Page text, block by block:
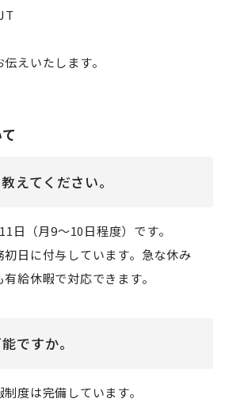
えいたします。
えてください。
日（月9～10日程度）です。
日に付与しています。急な休み
給休暇で対応できます。
ですか。
度は完備しています。